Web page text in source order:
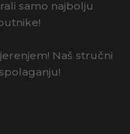
samo najbolju
Naš stručni